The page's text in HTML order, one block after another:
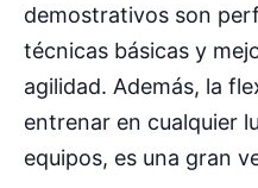
demostrativos son
técnicas básicas y
agilidad. Además, la
entrenar en cualquier
equipos, es una gran